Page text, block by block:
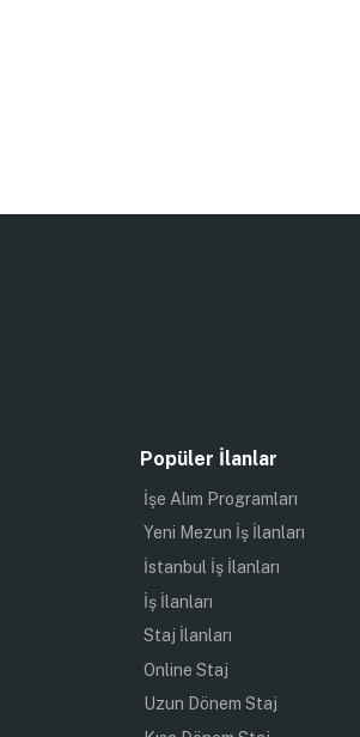
Popüler İlanlar
İşe Alım Programları
Yeni Mezun İş İlanları
İstanbul İş İlanları
İş İlanları
Staj İlanları
Online Staj
Uzun Dönem Staj